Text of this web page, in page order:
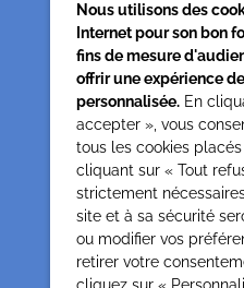
Siège
62 rue de
Cesap
Nous utilisons des
Internet pour son bon
fins de mesure
offrir une expérience
personnalisée. En
accepter », vous
tous les cookies
cliquant sur « Tout
strictement
site et à sa sécurité
ou modifier vos
retirer votre